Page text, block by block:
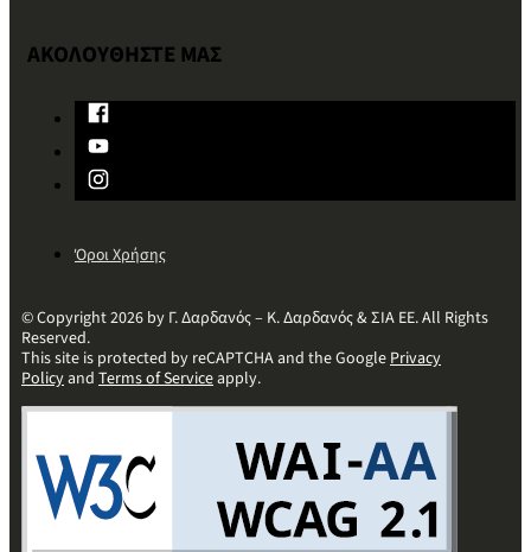
ΑΚΟΛΟΥΘΗΣΤΕ ΜΑΣ
Όροι Χρήσης
© Copyright 2026 by Γ. Δαρδανός – Κ. Δαρδανός & ΣΙΑ ΕΕ. All Rights
Reserved.
This site is protected by reCAPTCHA and the GooglePrivacy
Policyand Terms of Serviceapply.